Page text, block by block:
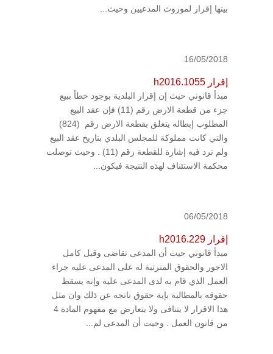
بينها إقرار لموروث المدعيين وحيث...
16/05/2018
إقرار h2016.1055
مبدأ قانوني حيث إن إقرار البلدية بوجود خطأ ببيع
جزء من قطعة الارض رقم (11) فإن عقد البيع
المطلوب إبطاله يتعلق بقطعة الارض رقم (824)
والتي كانت مملوكة للمجلس البلدي بتاريخ عقد البيع
ولم ترد فيه إشارة للقطعة رقم (11) . وحيث توصلت
محكمة الاستئناف لهذه النتيجة فيكون...
06/05/2018
إقرار h2016.229
مبدأ قانوني حيث أن المدعى تقاضى وقبل كامل
الاجور والحقوق المترتبة له على المدعى عليه جراء
العمل الذي قام به لدى المدعى عليه وإنه يسقط
حقوقه بالمطالبة بإية حقوق ناتجه عن ذلك وان مثل
هذا الاقرار لا يتنافى ولا يتعارض مع مفهوم المادة 4
من قانون العمل . وحيث أن المدعى لم...